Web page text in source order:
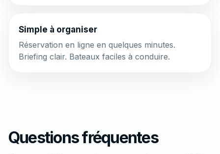
Simple à organiser
Réservation en ligne en quelques minutes.
Briefing clair. Bateaux faciles à conduire.
Questions fréquentes